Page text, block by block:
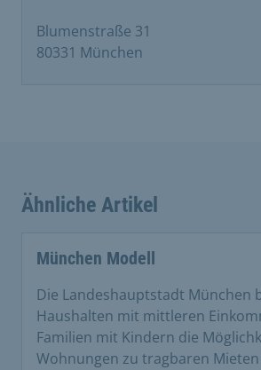
Blumenstraße 31
80331 München
Ähnliche Artikel
München Modell
Die Landeshauptstadt München
Haushalten mit mittleren
Familien mit Kindern die
Wohnungen zu tragbaren